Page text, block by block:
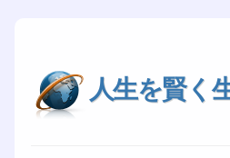
人生を賢く